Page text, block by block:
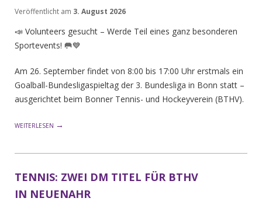
Veröffentlicht am 3. August 2026
📣 Volunteers gesucht – Werde Teil eines ganz besonderen
Sportevents! 🥅💙
Am 26. September findet von 8:00 bis 17:00 Uhr erstmals ein
Goalball-Bundesligaspieltag der 3. Bundesliga in Bonn statt –
ausgerichtet beim Bonner Tennis- und Hockeyverein (BTHV).
WEITERLESEN →
TENNIS: ZWEI DM TITEL FÜR BTHV
IN NEUENAHR